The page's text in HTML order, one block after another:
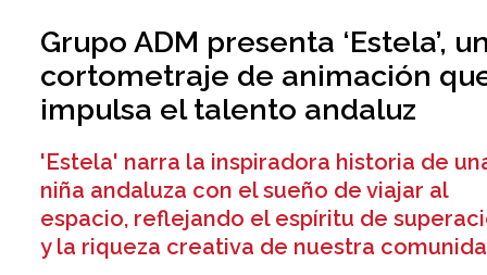
Grupo ADM presenta ‘Estela’,
cortometraje de animación
impulsa el talento andaluz
'Estela' narra la inspiradora historia de
niña andaluza con el sueño de viajar al
espacio, reflejando el espíritu de
y la riqueza creativa de nuestra